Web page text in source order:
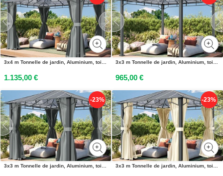
3x4 m Tonnelle de jardin, Aluminium, toit rigide, mid grey - (300675)
1.135,00 €
3x3 m Tonnelle de jardin, Aluminium, toit rigide - (300681)
965,00 €
-23%
3x3 m Tonnelle de jardin, Aluminium, toit rigide, mid grey - (300674)
-23%
3x3 m Tonnelle de jardin, Aluminium, toit rigide, champagne - (300680)